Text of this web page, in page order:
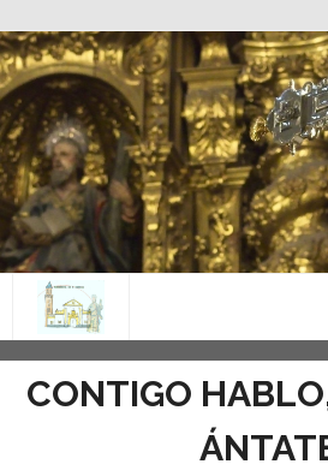
Saltar
al
contenido
CONTIGO